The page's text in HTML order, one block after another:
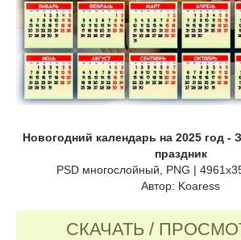
Новогодний календарь на 2025 год -
праздник
PSD многослойный, PNG |
Автор: Koaress
СКАЧАТЬ /